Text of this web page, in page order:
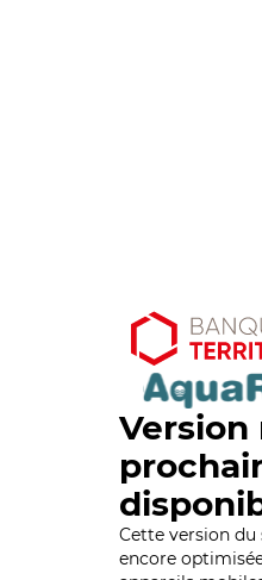
Version
Cette version du
encore